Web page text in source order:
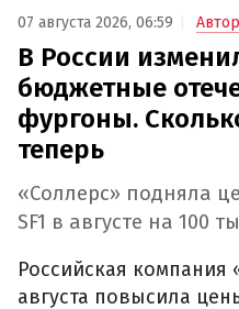
07 августа 2026, 06:59
В России
бюджетные
фургоны.
теперь
«Соллерс» подняла
SF1 в августе на 100
Российская компания
августа повысила